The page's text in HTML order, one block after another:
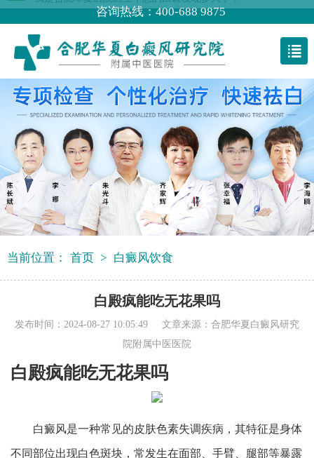
咨询热线：400-688 9875
当前位置： 首页 > 白癜风饮食
白殿疯能吃无花果吗
发布时间：2024-08-27 10:05:49 文章来源： 合肥华夏白癜风研究
院附属中医医院
白殿疯能吃无花果吗
白癜风是一种常见的皮肤色素失调疾病，其特征是身体
不同部位出现白色斑块，常发生在面部、手臂、腿部等暴露
我是合肥华夏医院医生，您的白斑发现多久了？